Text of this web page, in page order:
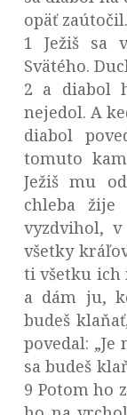
opäť
1 Ježiš sa
Svätého.
2 a diabol
nejedol. A
diabol
tomuto
Ježiš mu
chleba žije
vyzdvihol,
všetky
ti všetku ich
a dám ju,
budeš
povedal: „Je
sa budeš
9 Potom ho